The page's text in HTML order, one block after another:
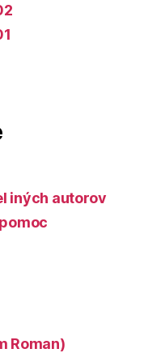
iných autorov
Roman)